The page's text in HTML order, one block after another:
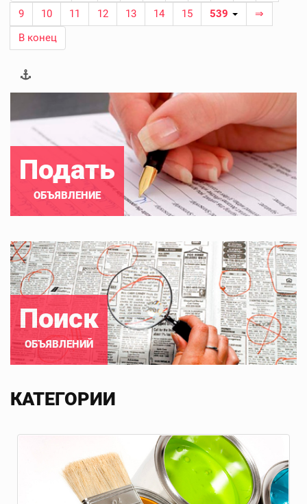
9
10 11 12 13 14 15 539
⇒
В конец
Подать
ОБЪЯВЛЕНИЕ
Поиск
ОБЪЯВЛЕНИЙ
КАТЕГОРИИ